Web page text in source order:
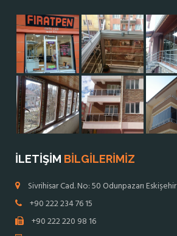
İLETİŞİM BİLGİLERİMİZ
Sivrihisar Cad. No: 50 Odunpazarı Eskişehir
+90 222 234 76 15
+90 222 220 98 16